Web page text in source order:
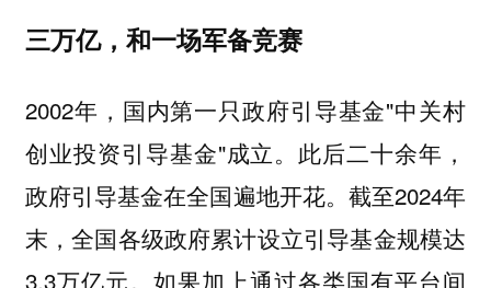
三万亿，和一场军备竞赛
2002年，国内第一只政府引导基金"中关村
创业投资引导基金"成立。此后二十余年，
政府引导基金在全国遍地开花。截至2024年
末，全国各级政府累计设立引导基金规模达
3.3万亿元。如果加上通过各类国有平台间